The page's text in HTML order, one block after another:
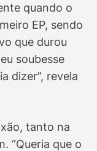
quando o
EP, sendo
que durou
soubesse
dizer”, revela
tanto na
“Queria que o